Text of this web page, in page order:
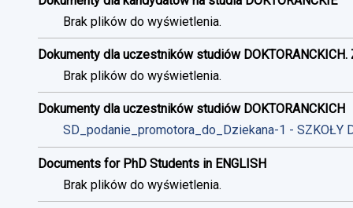
Brak plików do wyświetlenia.
Dokumenty dla uczestników studiów
Brak plików do wyświetlenia.
Dokumenty dla uczestników studiów DOKTORANCKICH
SD_podanie_promotora_do_Dziekana-1 - SZKOŁY
Documents for PhD Students in ENGLISH
Brak plików do wyświetlenia.